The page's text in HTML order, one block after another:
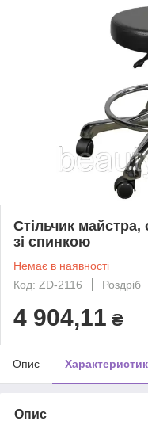
Стільчик майстра,
зі спинкою
Немає в наявності
Код: ZD-2116
Роздріб
4 904,11 ₴
Опис
Опис